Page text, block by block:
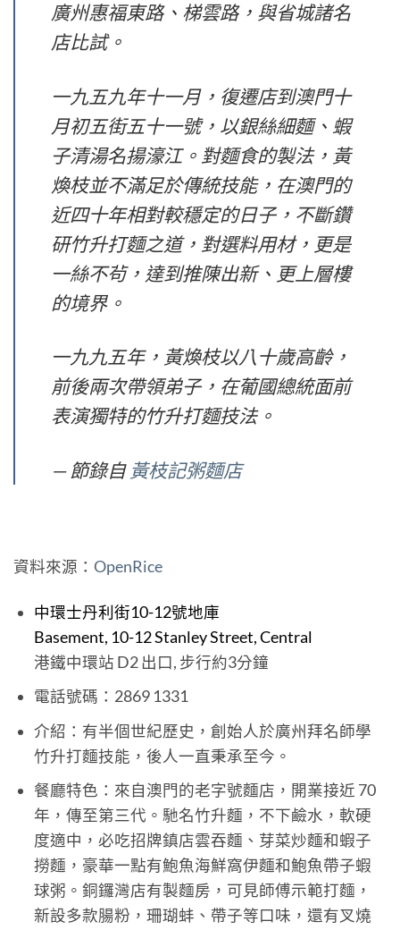
廣州惠福東路、梯雲路，與省城諸名
店比試。
一九五九年十一月，復遷店到澳門十
月初五街五十一號，以銀絲細麵、蝦
子清湯名揚濠江。對麵食的製法，黃
煥枝並不滿足於傳統技能，在澳門的
近四十年相對較穩定的日子，不斷鑽
研竹升打麵之道，對選料用材，更是
一絲不茍，達到推陳出新、更上層樓
的境界。
一九九五年，黃煥枝以八十歲高齡，
前後兩次帶領弟子，在葡國總統面前
表演獨特的竹升打麵技法。
— 節錄自 黃枝記粥麵店
資料來源： OpenRice
中環士丹利街10-12號地庫
Basement, 10-12 Stanley Street, Central
港鐵中環站 D2 出口, 步行約3分鐘
電話號碼：2869 1331
介紹：有半個世紀歷史，創始人於廣州拜名師學
竹升打麵技能，後人一直秉承至今。
餐廳特色：來自澳門的老字號麵店，開業接近 70
年，傳至第三代。馳名竹升麵，不下鹼水，軟硬
度適中，必吃招牌鎮店雲吞麵、芽菜炒麵和蝦子
撈麵，豪華一點有鮑魚海鮮窩伊麵和鮑魚帶子蝦
球粥。銅鑼灣店有製麵房，可見師傅示範打麵，
新設多款腸粉，珊瑚蚌、帶子等口味，還有叉燒